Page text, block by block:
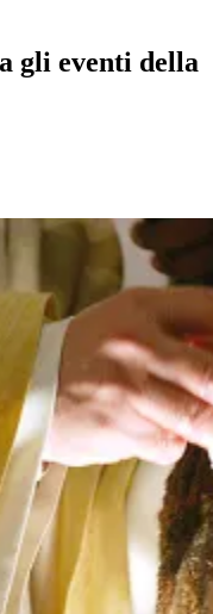
gli eventi della